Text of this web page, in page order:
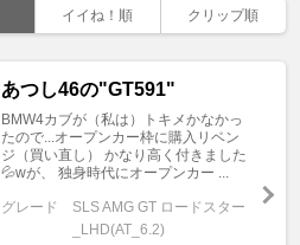
イイね！順 クリップ順
あつし46の"GT591"
BMW4カブが（私は）トキメかなかっ
たので...オープンカー枠に購入リベン
ジ（買い直し） かなり高く付きました
💦wが、 独身時代にオープンカー ...
グレード
SLS AMG GT ロードスター
_LHD(AT_6.2)